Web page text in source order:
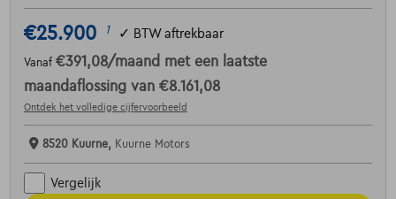
€25.900 1 ✓ BTW aftrekbaar
Vanaf €391,08/maand met een laatste
maandaflossing van €8.161,08
Ontdek het volledige cijfervoorbeeld
8520 Kuurne, Kuurne Motors
Vergelijk